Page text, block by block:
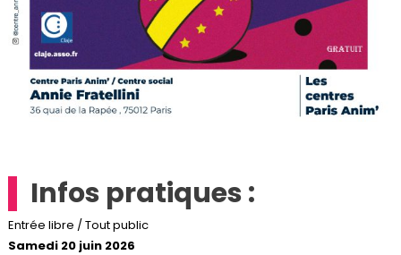
Infos pratiques :
Entrée libre / Tout public
Samedi 20 juin 2026